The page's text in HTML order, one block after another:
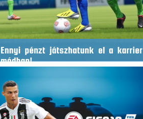
Ennyi pénzt játszhatunk el a karrier
módban!